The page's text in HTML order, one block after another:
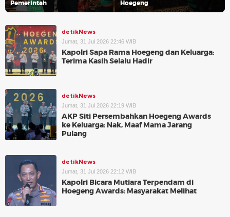
Pemerintah
Hoegeng
detikNews
Jumat, 31 Jul 2026 22:46 WIB
Kapolri Sapa Rama Hoegeng dan Keluarga:
Terima Kasih Selalu Hadir
detikNews
Jumat, 31 Jul 2026 22:19 WIB
AKP Siti Persembahkan Hoegeng Awards
ke Keluarga: Nak, Maaf Mama Jarang
Pulang
detikNews
Jumat, 31 Jul 2026 22:12 WIB
Kapolri Bicara Mutiara Terpendam di
Hoegeng Awards: Masyarakat Melihat